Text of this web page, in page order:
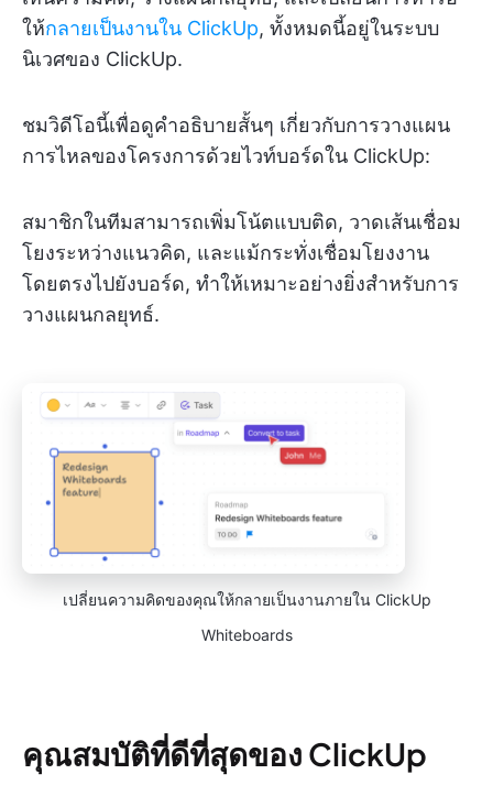
ให้กลายเป็นงานใน ClickUp, ทั้งหมดนี้อยู่ในระบบ
นิเวศของ ClickUp.
ชมวิดีโอนี้เพื่อดูคำอธิบายสั้นๆ เกี่ยวกับการวางแผน
การไหลของโครงการด้วยไวท์บอร์ดใน ClickUp:
สมาชิกในทีมสามารถเพิ่มโน้ตแบบติด, วาดเส้นเชื่อม
โยงระหว่างแนวคิด, และแม้กระทั่งเชื่อมโยงงาน
โดยตรงไปยังบอร์ด, ทำให้เหมาะอย่างยิ่งสำหรับการ
วางแผนกลยุทธ์.
เปลี่ยนความคิดของคุณให้กลายเป็นงานภายใน ClickUp
Whiteboards
คุณสมบัติที่ดีที่สุดของ ClickUp